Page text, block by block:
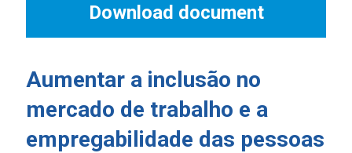
Download document
Aumentar a inclusão no
mercado de trabalho e a
empregabilidade das pessoas